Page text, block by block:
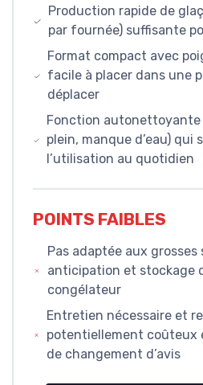
Production rapide de
par fournée) suffisante
Format compact avec
facile à placer dans une
déplacer
Fonction
plein, manque d’eau) qui
l’utilisation au quotidien
POINTS FAIBLES
Pas adaptée aux grosses
anticipation et stockage
congélateur
Entretien nécessaire et
potentiellement coûteux
de changement d’avis